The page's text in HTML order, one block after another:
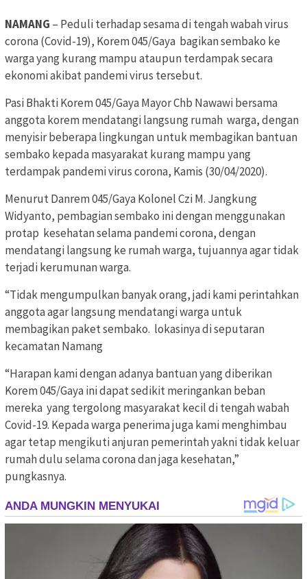
NAMANG – Peduli terhadap sesama di tengah wabah virus
corona (Covid-19), Korem 045/Gaya bagikan sembako ke
warga yang kurang mampu ataupun terdampak secara
ekonomi akibat pandemi virus tersebut.
Pasi Bhakti Korem 045/Gaya Mayor Chb Nawawi bersama
anggota korem mendatangi langsung rumah warga, dengan
menyisir beberapa lingkungan untuk membagikan bantuan
sembako kepada masyarakat kurang mampu yang
terdampak pandemi virus corona, Kamis (30/04/2020).
Menurut Danrem 045/Gaya Kolonel Czi M. Jangkung
Widyanto, pembagian sembako ini dengan menggunakan
protap kesehatan selama pandemi corona, dengan
mendatangi langsung ke rumah warga, tujuannya agar tidak
terjadi kerumunan warga.
“Tidak mengumpulkan banyak orang, jadi kami perintahkan
anggota agar langsung mendatangi warga untuk
membagikan paket sembako. lokasinya di seputaran
kecamatan Namang
“Harapan kami dengan adanya bantuan yang diberikan
Korem 045/Gaya ini dapat sedikit meringankan beban
mereka yang tergolong masyarakat kecil di tengah wabah
Covid-19. Kepada warga penerima juga kami menghimbau
agar tetap mengikuti anjuran pemerintah yakni tidak keluar
rumah dulu selama corona dan jaga kesehatan,”
pungkasnya.